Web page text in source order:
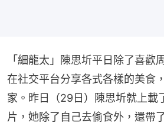
「細龍太」陳思圻平日除了喜歡
在社交平台分享各式各樣的美食
家。昨日（29日）陳思圻就上載
片，她除了自己去偷食外，還帶